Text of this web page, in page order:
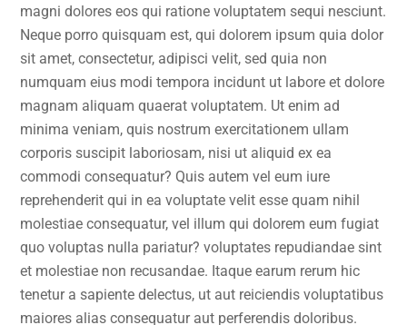
magni dolores eos qui ratione voluptatem sequi nesciunt.
Neque porro quisquam est, qui dolorem ipsum quia dolor
sit amet, consectetur, adipisci velit, sed quia non
numquam eius modi tempora incidunt ut labore et dolore
magnam aliquam quaerat voluptatem. Ut enim ad
minima veniam, quis nostrum exercitationem ullam
corporis suscipit laboriosam, nisi ut aliquid ex ea
commodi consequatur? Quis autem vel eum iure
reprehenderit qui in ea voluptate velit esse quam nihil
molestiae consequatur, vel illum qui dolorem eum fugiat
quo voluptas nulla pariatur? voluptates repudiandae sint
et molestiae non recusandae. Itaque earum rerum hic
tenetur a sapiente delectus, ut aut reiciendis voluptatibus
maiores alias consequatur aut perferendis doloribus.